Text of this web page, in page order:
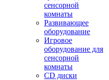
сенсорной
комнаты
Развивающее
оборудование
Игровое
оборудование для
сенсорной
комнаты
CD диски